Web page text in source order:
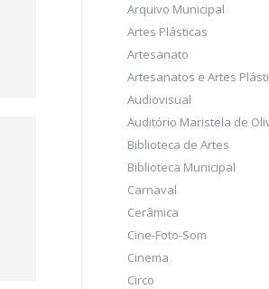
Arquivo Municipal
Artes Plásticas
Artesanato
Artesanatos e Artes
Audiovisual
Auditório Maristela de
Biblioteca de Artes
Biblioteca Municipal
Carnaval
Cerâmica
Cine-Foto-Som
Cinema
Circo